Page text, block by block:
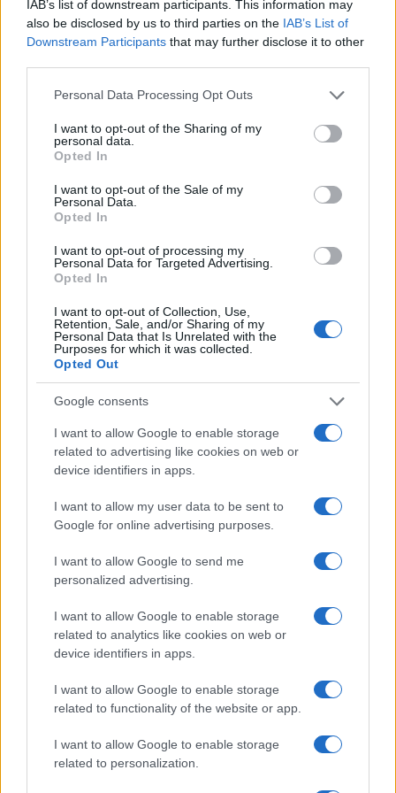
IAB’s list of downstream participants. This information may
also be disclosed by us to third parties on the IAB’s List of
Downstream Participants that may further disclose it to other
Please note that this website/app uses one or more Google
not limited to your visit or usage behaviour. You may click to
grant or deny consent to Google and its third-party tags to
use your data for below specified purposes in below Google
consent section.
Personal Data Processing Opt Outs
I want to opt-out of the Sharing of my
personal data.
Opted In
I want to opt-out of the Sale of my
Personal Data.
Opted In
I want to opt-out of processing my
Personal Data for Targeted Advertising.
Opted In
I want to opt-out of Collection, Use,
Retention, Sale, and/or Sharing of my
Personal Data that Is Unrelated with the
Purposes for which it was collected.
Opted Out
Google consents
I want to allow Google to enable storage
related to advertising like cookies on web or
device identifiers in apps.
I want to allow my user data to be sent to
Google for online advertising purposes.
I want to allow Google to send me
personalized advertising.
I want to allow Google to enable storage
related to analytics like cookies on web or
device identifiers in apps.
I want to allow Google to enable storage
related to functionality of the website or app.
I want to allow Google to enable storage
related to personalization.
οργανωμένη καταστροφή της χριστιανικής και
πολιτιστικής κληρονομιάς, και την απάνθρωπη
καταστολή των εγκλωβισμένων με απώτερο
Από την άλλη πλευρά, η Άγκυρα εργαλειοποιεί
καταπατώντας τις ελευθερίες τους,
αλλοιώνοντας την ταυτότητά τους και κρατώντας
εξυπηρετήσει τους επεκτατικούς της
σχεδιασμούς και να εκβιάσει την αναγνώριση του